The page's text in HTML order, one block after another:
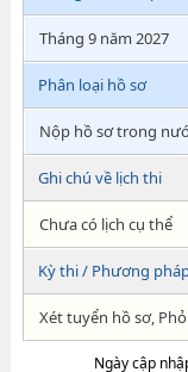
Tháng 9 năm 2027
Phân loại hồ sơ
Nộp hồ sơ trong
Ghi chú về lịch thi
Chưa có lịch cụ thể
Kỳ thi / Phương
Xét tuyển hồ sơ,
Ngày cập